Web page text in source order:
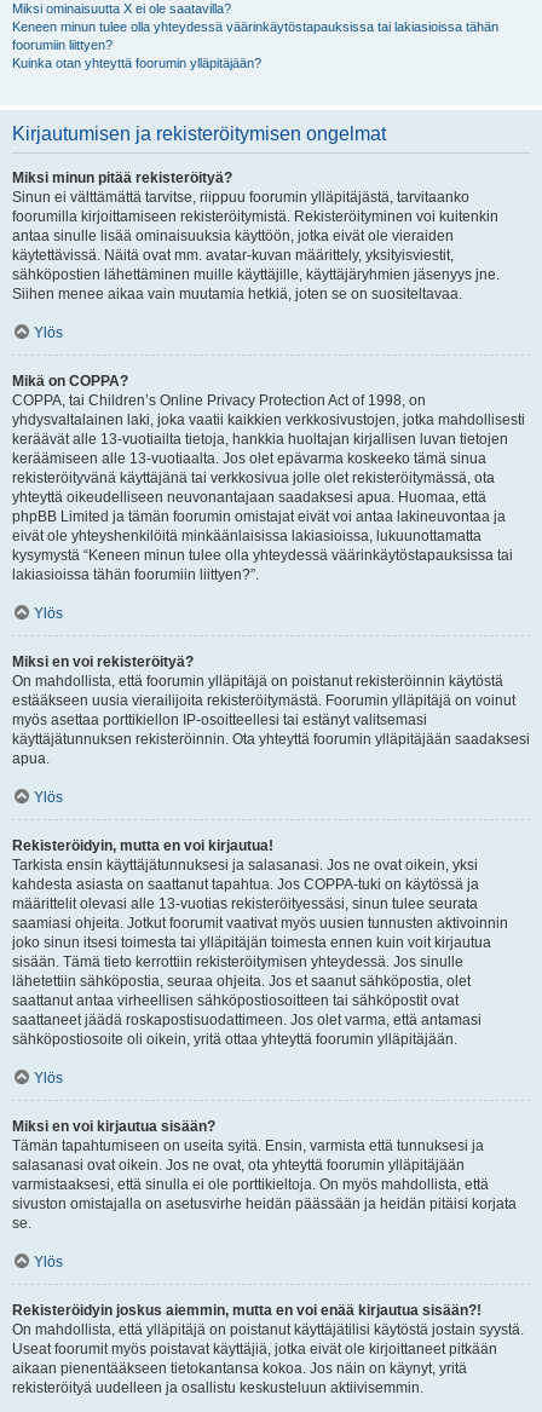
Miksi ominaisuutta X ei ole saatavilla?
Keneen minun tulee olla yhteydessä väärinkäytöstapauksissa tai lakiasioissa tähän
foorumiin liittyen?
Kuinka otan yhteyttä foorumin ylläpitäjään?
Kirjautumisen ja rekisteröitymisen ongelmat
Miksi minun pitää rekisteröityä?
Sinun ei välttämättä tarvitse, riippuu foorumin ylläpitäjästä, tarvitaanko
foorumilla kirjoittamiseen rekisteröitymistä. Rekisteröityminen voi kuitenkin
antaa sinulle lisää ominaisuuksia käyttöön, jotka eivät ole vieraiden
käytettävissä. Näitä ovat mm. avatar-kuvan määrittely, yksityisviestit,
sähköpostien lähettäminen muille käyttäjille, käyttäjäryhmien jäsenyys jne.
Siihen menee aikaa vain muutamia hetkiä, joten se on suositeltavaa.
Ylös
Mikä on COPPA?
COPPA, tai Children’s Online Privacy Protection Act of 1998, on
yhdysvaltalainen laki, joka vaatii kaikkien verkkosivustojen, jotka mahdollisesti
keräävät alle 13-vuotiailta tietoja, hankkia huoltajan kirjallisen luvan tietojen
keräämiseen alle 13-vuotiaalta. Jos olet epävarma koskeeko tämä sinua
rekisteröityvänä käyttäjänä tai verkkosivua jolle olet rekisteröitymässä, ota
yhteyttä oikeudelliseen neuvonantajaan saadaksesi apua. Huomaa, että
phpBB Limited ja tämän foorumin omistajat eivät voi antaa lakineuvontaa ja
eivät ole yhteyshenkilöitä minkäänlaisissa lakiasioissa, lukuunottamatta
kysymystä “Keneen minun tulee olla yhteydessä väärinkäytöstapauksissa tai
lakiasioissa tähän foorumiin liittyen?”.
Ylös
Miksi en voi rekisteröityä?
On mahdollista, että foorumin ylläpitäjä on poistanut rekisteröinnin käytöstä
estääkseen uusia vierailijoita rekisteröitymästä. Foorumin ylläpitäjä on voinut
myös asettaa porttikiellon IP-osoitteellesi tai estänyt valitsemasi
käyttäjätunnuksen rekisteröinnin. Ota yhteyttä foorumin ylläpitäjään saadaksesi
apua.
Ylös
Rekisteröidyin, mutta en voi kirjautua!
Tarkista ensin käyttäjätunnuksesi ja salasanasi. Jos ne ovat oikein, yksi
kahdesta asiasta on saattanut tapahtua. Jos COPPA-tuki on käytössä ja
määrittelit olevasi alle 13-vuotias rekisteröityessäsi, sinun tulee seurata
saamiasi ohjeita. Jotkut foorumit vaativat myös uusien tunnusten aktivoinnin
joko sinun itsesi toimesta tai ylläpitäjän toimesta ennen kuin voit kirjautua
sisään. Tämä tieto kerrottiin rekisteröitymisen yhteydessä. Jos sinulle
lähetettiin sähköpostia, seuraa ohjeita. Jos et saanut sähköpostia, olet
saattanut antaa virheellisen sähköpostiosoitteen tai sähköpostit ovat
saattaneet jäädä roskapostisuodattimeen. Jos olet varma, että antamasi
sähköpostiosoite oli oikein, yritä ottaa yhteyttä foorumin ylläpitäjään.
Ylös
Miksi en voi kirjautua sisään?
Tämän tapahtumiseen on useita syitä. Ensin, varmista että tunnuksesi ja
salasanasi ovat oikein. Jos ne ovat, ota yhteyttä foorumin ylläpitäjään
varmistaaksesi, että sinulla ei ole porttikieltoja. On myös mahdollista, että
sivuston omistajalla on asetusvirhe heidän päässään ja heidän pitäisi korjata
se.
Ylös
Rekisteröidyin joskus aiemmin, mutta en voi enää kirjautua sisään?!
On mahdollista, että ylläpitäjä on poistanut käyttäjätilisi käytöstä jostain syystä.
Useat foorumit myös poistavat käyttäjiä, jotka eivät ole kirjoittaneet pitkään
aikaan pienentääkseen tietokantansa kokoa. Jos näin on käynyt, yritä
rekisteröityä uudelleen ja osallistu keskusteluun aktiivisemmin.